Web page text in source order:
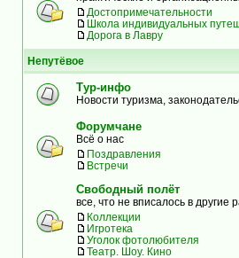
Достопримечательности
Школа индивидуальных
Дорога в Лавру
Непутёвое
Тур-инфо
Новости туризма,
Форумчане
Всё о нас
Поздравления
Встречи
Свободный полёт
все, что не вписалось в другие
Коллекции
Игротека
Уголок фотолюбителя
Театр. Шоу. Кино